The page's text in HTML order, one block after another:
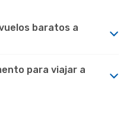
baratos a
para viajar a